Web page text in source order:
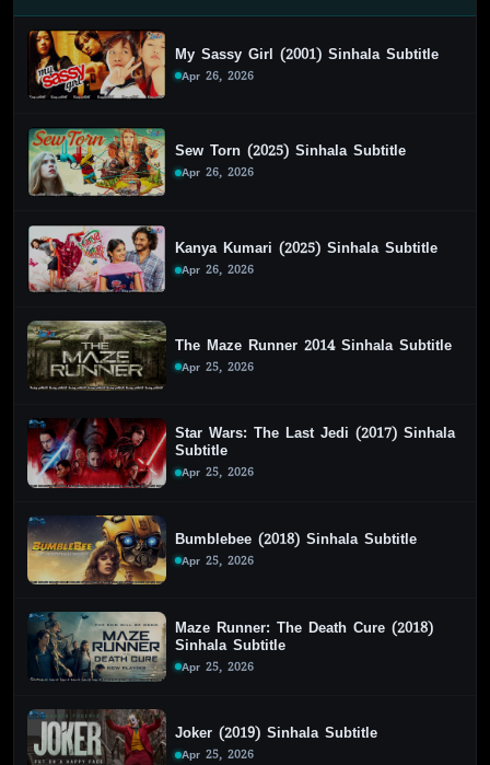
My Sassy Girl (2001) Sinhala Subtitle
Apr 26, 2026
Sew Torn (2025) Sinhala Subtitle
Apr 26, 2026
Kanya Kumari (2025) Sinhala Subtitle
Apr 26, 2026
The Maze Runner 2014 Sinhala Subtitle
Apr 25, 2026
Star Wars: The Last Jedi (2017) Sinhala
Subtitle
Apr 25, 2026
Bumblebee (2018) Sinhala Subtitle
Apr 25, 2026
Maze Runner: The Death Cure (2018)
Sinhala Subtitle
Apr 25, 2026
Joker (2019) Sinhala Subtitle
Apr 25, 2026